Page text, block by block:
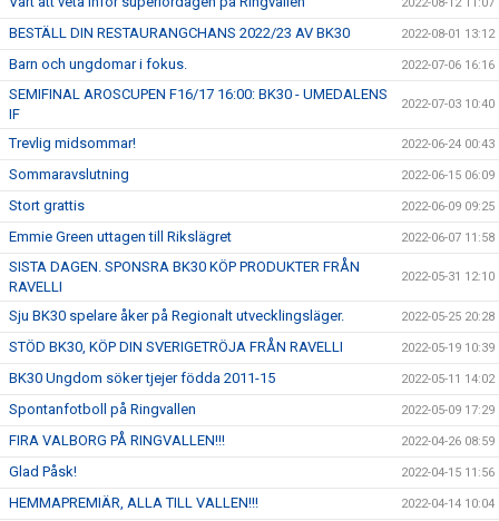
BESTÄLL DIN RESTAURANGCHANS 2022/23 AV BK30 2022-08-01 13:12
Barn och ungdomar i fokus. 2022-07-06 16:16
SEMIFINAL AROSCUPEN F16/17 16:00: BK30 - UMEDALENS
IF
2022-07-03 10:40
Trevlig midsommar! 2022-06-24 00:43
Sommaravslutning 2022-06-15 06:09
Stort grattis 2022-06-09 09:25
Emmie Green uttagen till Rikslägret 2022-06-07 11:58
SISTA DAGEN. SPONSRA BK30 KÖP PRODUKTER FRÅN
RAVELLI
2022-05-31 12:10
Sju BK30 spelare åker på Regionalt utvecklingsläger. 2022-05-25 20:28
STÖD BK30, KÖP DIN SVERIGETRÖJA FRÅN RAVELLI 2022-05-19 10:39
BK30 Ungdom söker tjejer födda 2011-15 2022-05-11 14:02
Spontanfotboll på Ringvallen 2022-05-09 17:29
FIRA VALBORG PÅ RINGVALLEN!!! 2022-04-26 08:59
Glad Påsk! 2022-04-15 11:56
HEMMAPREMIÄR, ALLA TILL VALLEN!!! 2022-04-14 10:04